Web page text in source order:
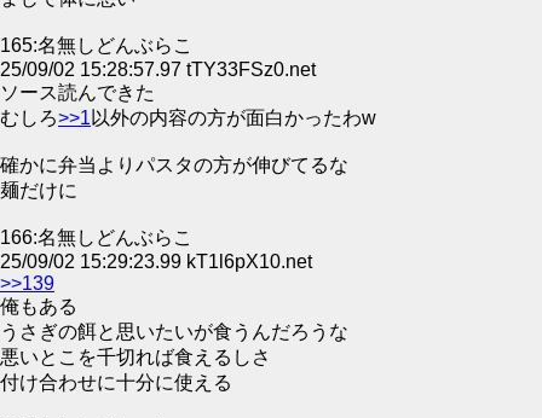
165:名無しどんぶらこ
25/09/02 15:28:57.97 tTY33FSz0.net
ソース読んできた
むしろ>>1 以外の内容の方が面白かったわw
確かに弁当よりパスタの方が伸びてるな
麺だけに
166:名無しどんぶらこ
25/09/02 15:29:23.99 kT1l6pX10.net
>>139
俺もある
うさぎの餌と思いたいが食うんだろうな
悪いとこを千切れば食えるしさ
付け合わせに十分に使える